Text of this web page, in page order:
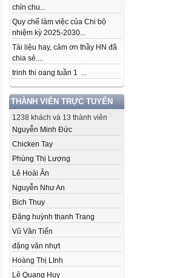
chỉn chu...
Quy chế làm việc của Chi bộ
nhiệm kỳ 2025-2030...
Tài liệu hay, cảm ơn thầy HN đã
chia sẻ....
trinh thi oang tuần 1 ...
THÀNH VIÊN TRỰC TUYẾN
1238 khách và 13 thành viên
Nguyễn Minh Đức
Chicken Tay
Phùng Thị Lượng
Lê Hoài Ân
Nguyễn Như An
Bich Thuy
Đặng huỳnh thanh Trang
Vũ Văn Tiến
đặng văn nhựt
Hoàng Thị LInh
Lê Quang Huy